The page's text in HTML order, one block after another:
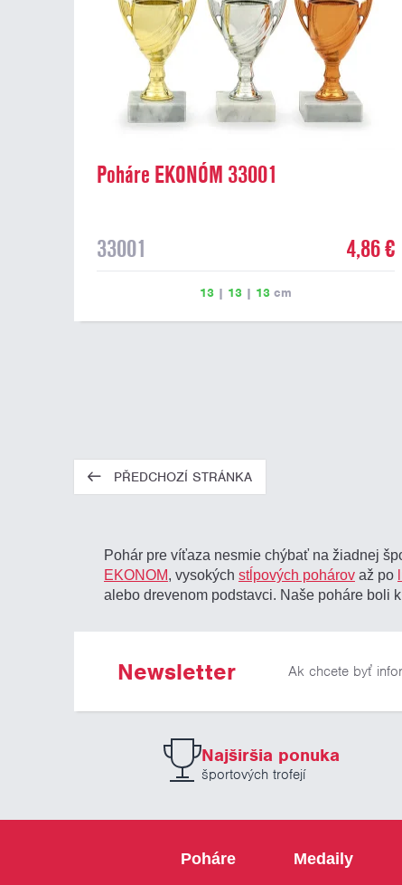
Poháre EKONÓM 33001
33001 4,86 €
13| 13| 13cm
PŘEDCHOZÍ STRÁNKA
Pohár pre víťaza nesmie chýbať na žiadnej
EKONOM, vysokých stĺpových pohárovaž po
alebo drevenom podstavci. Naše poháre boli
Newsletter Ak chcete byť
Najširšia ponuka
športových trofejí
Poháre Medaily